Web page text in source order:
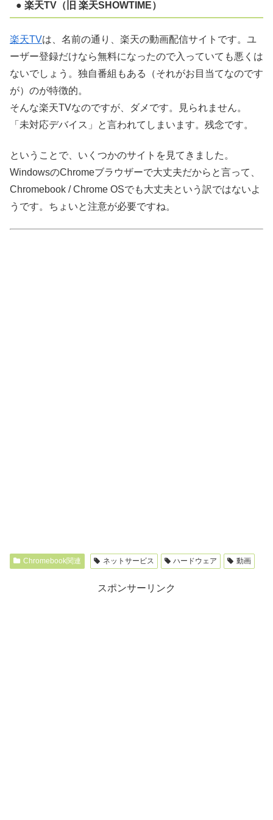
● 楽天TV（旧 楽天SHOWTIME）
楽天TVは、名前の通り、楽天の動画配信サイトです。ユ
ーザー登録だけなら無料になったので入っていても悪くは
ないでしょう。独自番組もある（それがお目当てなのです
が）のが特徴的。
そんな楽天TVなのですが、ダメです。見られません。
「未対応デバイス」と言われてしまいます。残念です。
ということで、いくつかのサイトを見てきました。
WindowsのChromeブラウザーで大丈夫だからと言って、
Chromebook / Chrome OSでも大丈夫という訳ではないよ
うです。ちょいと注意が必要ですね。
Chromebook関連 ネットサービス ハードウェア 動画
スポンサーリンク